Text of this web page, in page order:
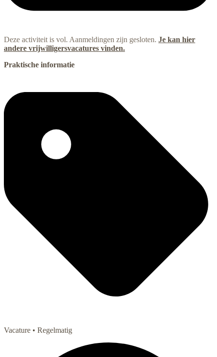
Deze activiteit is vol. Aanmeldingen zijn gesloten. Je kan hier
andere vrijwilligersvacatures vinden.
Praktische informatie
Vacature • Regelmatig